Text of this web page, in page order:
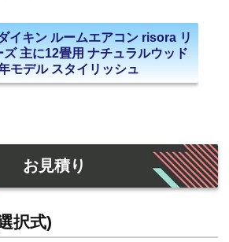
イキン ルームエアコン risora リ
ズ 主に12畳用 ナチュラルウッド
モデル スタイリッシュ
お見積り